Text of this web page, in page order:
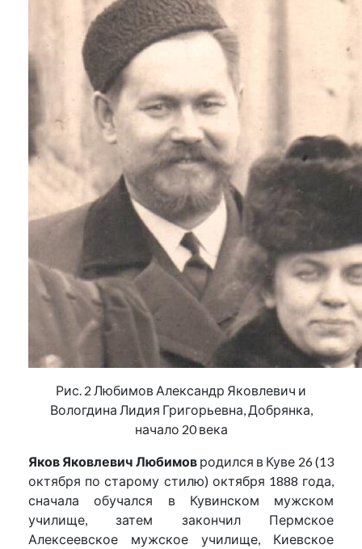
Рис. 2 Любимов Александр Яковлевич и
Вологдина Лидия Григорьевна, Добрянка,
начало 20 века
Яков Яковлевич Любимовродился в Куве 26 (13
октября по старому стилю) октября 1888 года,
сначала обучался в Кувинском мужском
училище, затем закончил Пермское
Алексеевское мужское училище, Киевское